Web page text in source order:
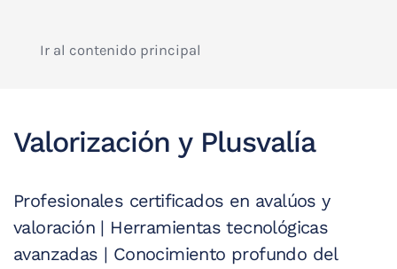
Ir al contenido principal
Valorización y Plusvalía
Profesionales certificados en avalúos y
valoración | Herramientas tecnológicas
avanzadas | Conocimiento profundo del